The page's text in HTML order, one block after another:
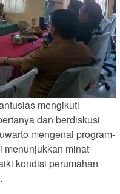
mengikuti
dan berdiskusi
mengenai program-
menunjukkan minat
kondisi perumahan